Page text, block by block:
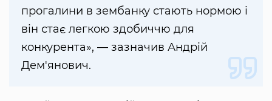
прогалини в зембанку стають нормою і
він стає легкою здобиччю для
конкурента», — зазначив Андрій
Дем'янович.